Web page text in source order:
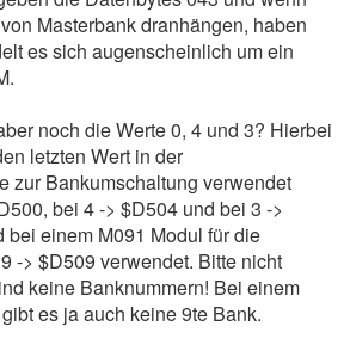
Masterbank dranhängen, haben
es sich augenscheinlich um ein
noch die Werte 0, 4 und 3? Hierbei
letzten Wert in der
zur Bankumschaltung verwendet
bei 4 -> $D504 und bei 3 ->
einem M091 Modul für die
-> $D509 verwendet. Bitte nicht
keine Banknummern! Bei einem
es ja auch keine 9te Bank.